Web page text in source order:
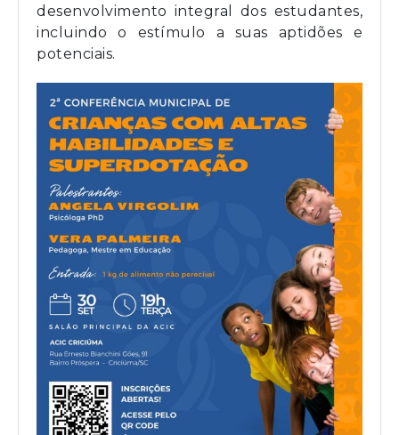
desenvolvimento integral dos estudantes,
incluindo o estímulo a suas aptidões e
potenciais.